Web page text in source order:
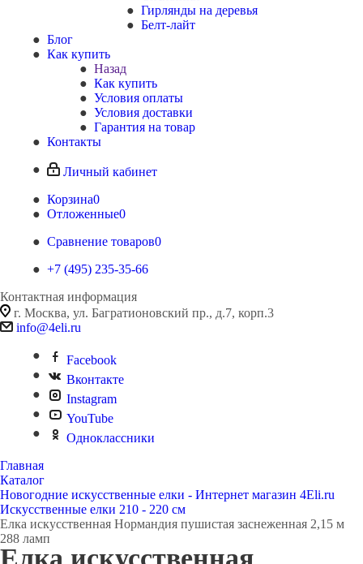
Гирлянды на деревья
Белт-лайт
Блог
Как купить
Назад
Как купить
Условия оплаты
Условия доставки
Гарантия на товар
Контакты
Личный кабинет
Корзина0
Отложенные0
Сравнение товаров0
+7 (495) 235-35-66
Контактная информация
г. Москва, ул. Багратионовский пр., д.7, корп.3
info@4eli.ru
Facebook
Вконтакте
Instagram
YouTube
Одноклассники
Главная
Каталог
Новогодние искусственные елки - Интернет магазин 4Eli.ru
Искусственные елки 210 - 220 см
Елка искусственная Нормандия пушистая заснеженная 2,15 м
288 ламп
Елка искусственная